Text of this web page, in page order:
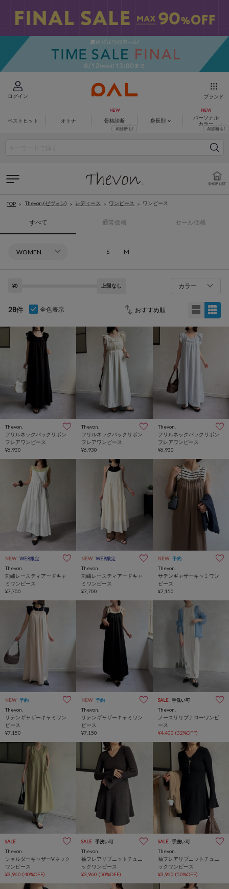
ログイン ブランド
ベストヒット オトナ 骨格診断 身長別
パーソナル
カラー
TOP Thevon.(ゼヴォン) レディース ワンピース ワンピース
すべて 通常価格 セール価格
S M
¥0 上限なし カラー
28件 全色表示
Thevon.
フリルネックバックリボン
フレアワンピース
¥6,930
Thevon.
フリルネックバックリボン
フレアワンピース
¥6,930
Thevon.
フリルネックバックリボン
フレアワンピース
¥6,930
NEW WEB限定
Thevon.
刺繍レースティアードキャ
ミワンピース
¥7,700
NEW WEB限定
Thevon.
刺繍レースティアードキャ
ミワンピース
¥7,700
NEW 予約
Thevon.
サテンギャザーキャミワン
ピース
¥7,150
NEW 予約
Thevon.
サテンギャザーキャミワン
ピース
¥7,150
NEW 予約
Thevon.
サテンギャザーキャミワン
ピース
¥7,150
SALE 手洗い可
Thevon.
ノースリリブナローワンピ
ース
¥4,400 (32%OFF)
SALE
Thevon.
ショルダーギャザーVネック
ワンピース
¥3,960 (40%OFF)
SALE 手洗い可
Thevon.
袖フレアリブニットチュニ
ックワンピース
¥3,960 (50%OFF)
SALE 手洗い可
Thevon.
袖フレアリブニットチュニ
ックワンピース
¥3,960 (50%OFF)